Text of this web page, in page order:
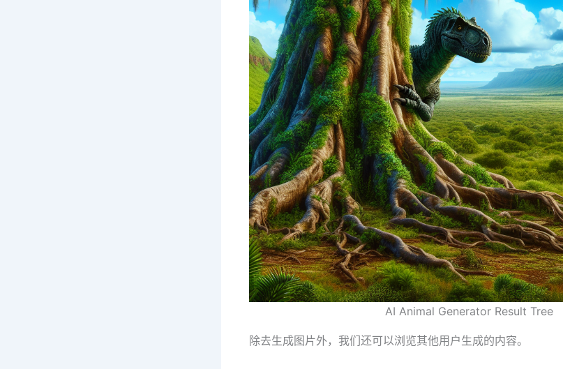
AI Animal Generator Result Tree
除去生成图片外，我们还可以浏览其他用户生成的内容。